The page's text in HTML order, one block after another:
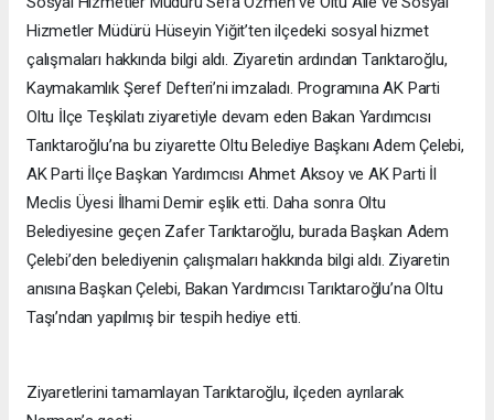
Hizmetler Müdürü Hüseyin Yiğit’ten ilçedeki sosyal hizmet
çalışmaları hakkında bilgi aldı. Ziyaretin ardından Tarıktaroğlu,
Kaymakamlık Şeref Defteri’ni imzaladı. Programına AK Parti
Oltu İlçe Teşkilatı ziyaretiyle devam eden Bakan Yardımcısı
Tarıktaroğlu’na bu ziyarette Oltu Belediye Başkanı Adem Çelebi,
AK Parti İlçe Başkan Yardımcısı Ahmet Aksoy ve AK Parti İl
Meclis Üyesi İlhami Demir eşlik etti. Daha sonra Oltu
Belediyesine geçen Zafer Tarıktaroğlu, burada Başkan Adem
Çelebi’den belediyenin çalışmaları hakkında bilgi aldı. Ziyaretin
anısına Başkan Çelebi, Bakan Yardımcısı Tarıktaroğlu’na Oltu
Taşı’ndan yapılmış bir tespih hediye etti.
Ziyaretlerini tamamlayan Tarıktaroğlu, ilçeden ayrılarak